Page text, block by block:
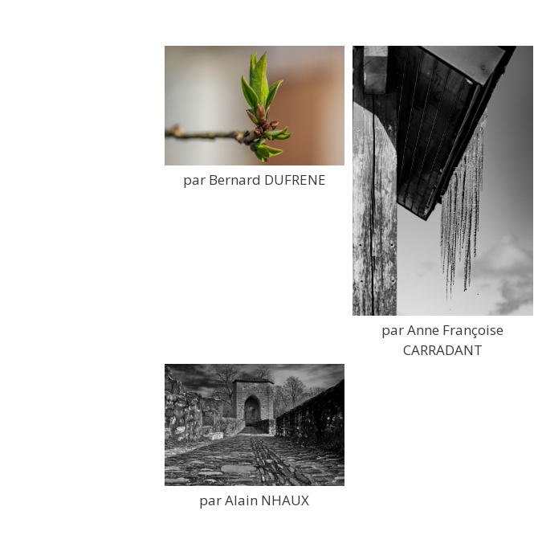
par Bernard DUFRENE
par Anne Françoise
CARRADANT
par Alain NHAUX